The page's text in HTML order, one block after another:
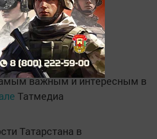
важным и интересным в
Татмедиа
Татарстана в